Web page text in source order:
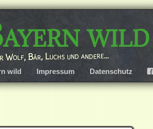
wild
Wolf, Bär, Luchs und andere…
wild Impressum Datenschutz F